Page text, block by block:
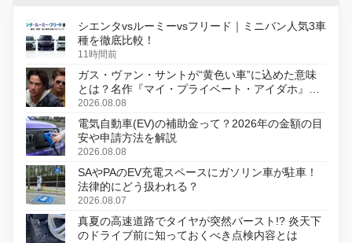
シエンタvsルーミーvsフリード｜ミニバン人気3車
種を徹底比較！
11時間前
ガス・ヴァン・サントが“黄色い車”に込めた意味
とは？名作『マイ・プライベート・アイダホ』が
初のデジタルリマスター版で復活
2026.08.08
電気自動車(EV)の補助金って？2026年の金額の目
安や申請方法を解説
2026.08.08
SAやPAのEV充電スペースにガソリン車が駐車！
法律的にどう扱われる？
2026.08.07
真夏の高速道路でタイヤが突然バースト!? 炎天下
のドライブ前に知っておくべき点検内容とは